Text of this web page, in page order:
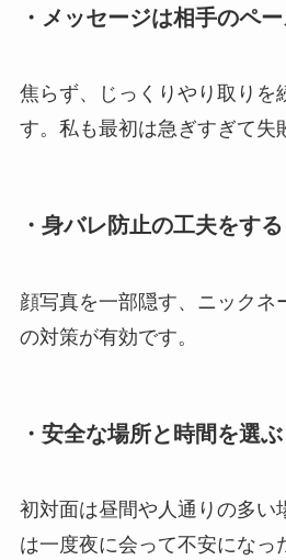
・メッセージは相手のペ
焦らず、じっくりやり取りを
す。私も最初は急ぎすぎて失
・身バレ防止の工夫をする
顔写真を一部隠す、ニックネ
の対策が有効です。
・安全な場所と時間を選ぶ
初対面は昼間や人通りの多い
は一度夜に会って不安になっ